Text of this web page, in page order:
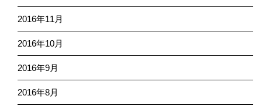
2016年11月
2016年10月
2016年9月
2016年8月